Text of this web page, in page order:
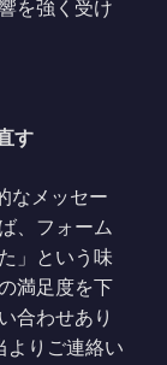
を強く受け
す
なメッセー
、フォーム
」という味
満足度を下
合わせあり
よりご連絡い